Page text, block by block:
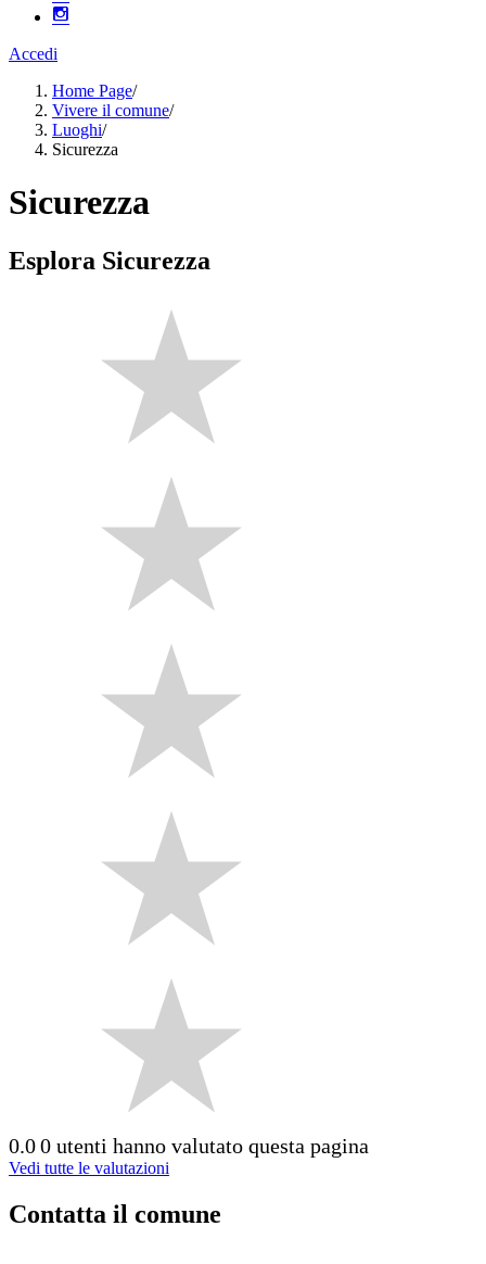
Accedi
Home Page/
Vivere il comune/
Luoghi/
Sicurezza
Sicurezza
Esplora Sicurezza
0.00 utenti hanno valutato questa pagina
Vedi tutte le valutazioni
Contatta il comune